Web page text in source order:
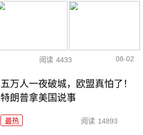
阅读 4433 08-02
五万人一夜破城，欧盟真怕了！
特朗普拿美国说事
最热 阅读 14893